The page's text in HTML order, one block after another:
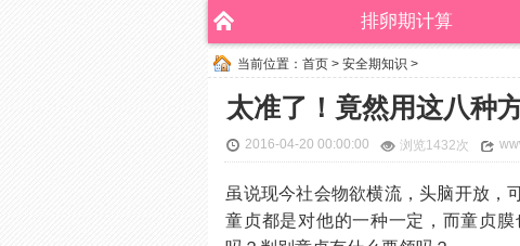
排卵期计算
当前位置： 首页 > 安全期知识 >
太准了！竟然用这八种
2016-04-20 00:00:00 浏览1432次
虽说现今社会物欲横流，头脑开放，
童贞都是对他的一种一定，而童贞